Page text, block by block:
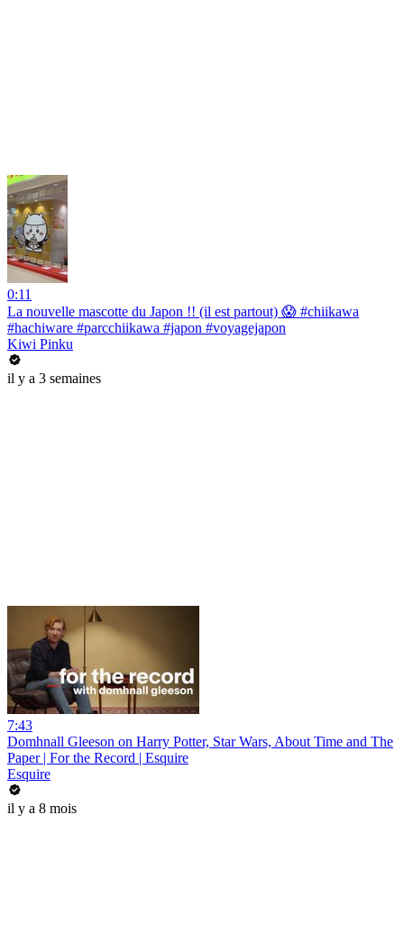
0:11
La nouvelle mascotte du Japon !! (il est partout) 😱 #chiikawa
#hachiware #parcchiikawa #japon #voyagejapon
Kiwi Pinku
il y a 3 semaines
7:43
Domhnall Gleeson on Harry Potter, Star Wars, About Time and The
Paper | For the Record | Esquire
Esquire
il y a 8 mois